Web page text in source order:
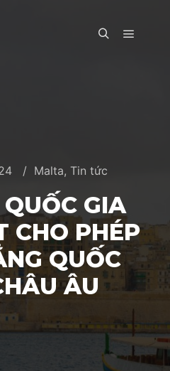
Malta, Tin tức
GIA
CHO PHÉP
QUỐC
ÂU